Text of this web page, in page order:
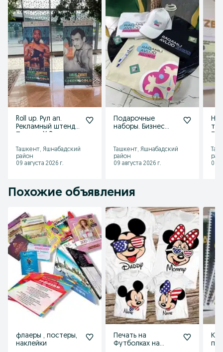
Roll up. Рул ап.
Рекламный штендр.
Ташкент, Яшнабадский
район
09 августа 2026 г.
Подарочные
наборы. Бизнес
сувениры.
Ташкент, Яшнабадский
район
09 августа 2026 г.
09
Похожие объявления
флаеры , постеры,
наклейки
Печать на
Футболках на